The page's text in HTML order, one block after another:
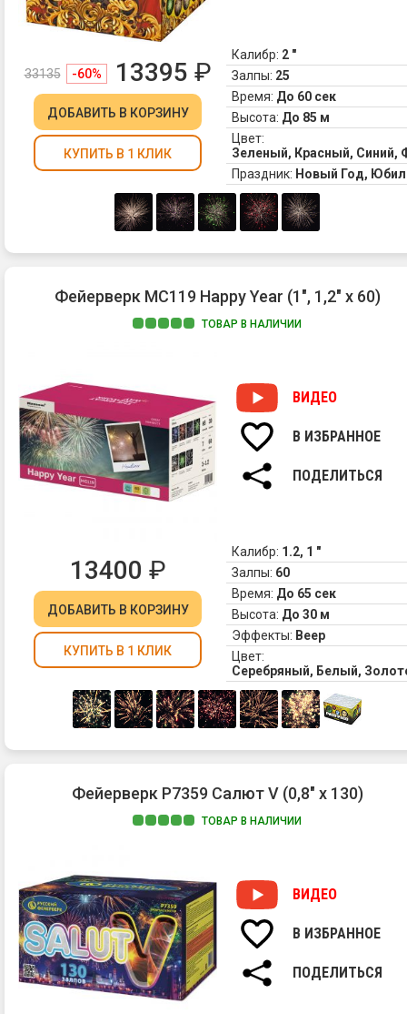
33135 -60% 13395 ₽
ДОБАВИТЬ В КОРЗИНУ
КУПИТЬ В 1 КЛИК
Калибр: 2 "
Залпы: 25
Время: До 60 сек
Высота: До 85 м
Цвет:
Зеленый, Красный,
Праздник: Новый Год,
Фейерверк MC119 Happy Year (1", 1,2" х 60)
ТОВАР В НАЛИЧИИ
ВИДЕО
В ИЗБРАННОЕ
ПОДЕЛИТЬСЯ
13400 ₽
ДОБАВИТЬ В КОРЗИНУ
КУПИТЬ В 1 КЛИК
Калибр: 1.2, 1 "
Залпы: 60
Время: До 65 сек
Высота: До 30 м
Эффекты: Веер
Цвет:
Серебряный, Белый,
Фейерверк Р7359 Салют V (0,8" х 130)
ТОВАР В НАЛИЧИИ
ВИДЕО
В ИЗБРАННОЕ
ПОДЕЛИТЬСЯ